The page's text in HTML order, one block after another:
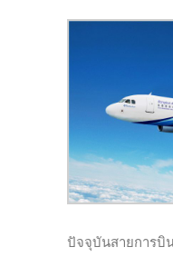
ปัจจุบันสายการบิ